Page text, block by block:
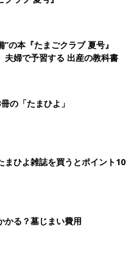
”の本『たまごクラブ 夏号』
夫婦で予習する 出産の教科書
の「たまひよ」
まひよ雑誌を買うとポイント10
かる？墓じまい費用